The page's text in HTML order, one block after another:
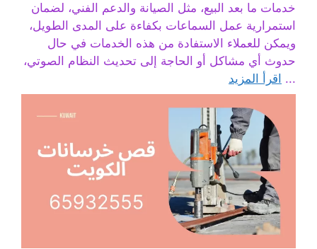
خدمات ما بعد البيع، مثل الصيانة والدعم الفني، لضمان
استمرارية عمل السماعات بكفاءة على المدى الطويل،
ويمكن للعملاء الاستفادة من هذه الخدمات في حال
حدوث أي مشاكل أو الحاجة إلى تحديث النظام الصوتي،
... اقرأ المزيد